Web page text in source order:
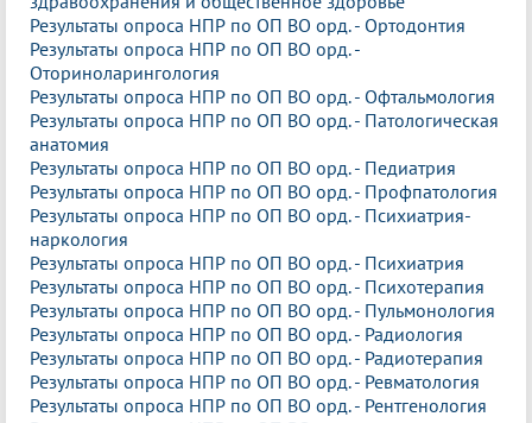
Результаты опроса НПР по ОП ВО орд. - Ортодонтия
Результаты опроса НПР по ОП ВО орд. -
Оториноларингология
Результаты опроса НПР по ОП ВО орд. - Офтальмология
Результаты опроса НПР по ОП ВО орд. - Патологическая
анатомия
Результаты опроса НПР по ОП ВО орд. - Педиатрия
Результаты опроса НПР по ОП ВО орд. - Профпатология
Результаты опроса НПР по ОП ВО орд. - Психиатрия-
наркология
Результаты опроса НПР по ОП ВО орд. - Психиатрия
Результаты опроса НПР по ОП ВО орд. - Психотерапия
Результаты опроса НПР по ОП ВО орд. - Пульмонология
Результаты опроса НПР по ОП ВО орд. - Радиология
Результаты опроса НПР по ОП ВО орд. - Радиотерапия
Результаты опроса НПР по ОП ВО орд. - Ревматология
Результаты опроса НПР по ОП ВО орд. - Рентгенология